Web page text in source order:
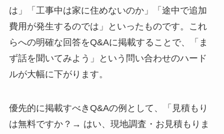
は」「工事中は家に住めないのか」「途中で追加
費用が発生するのでは」といったものです。これ
らへの明確な回答をQ&Aに掲載することで、「ま
ず話を聞いてみよう」という問い合わせのハード
ルが大幅に下がります。
優先的に掲載すべきQ&Aの例として、「見積もり
は無料ですか？→ はい、現地調査・お見積もりま